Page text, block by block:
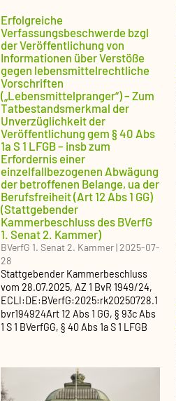
Erfolgreiche
Verfassungsbeschwerde bzgl
der Veröffentlichung von
Informationen über Verstöße
gegen lebensmittelrechtliche
Vorschriften
(„Lebensmittelpranger“) – Zum
Tatbestandsmerkmal der
Unverzüglichkeit der
Veröffentlichung gem § 40 Abs
1a S 1 LFGB – insb zum
Erfordernis einer
einzelfallbezogenen Abwägung
der betroffenen Belange, ua der
Berufsfreiheit (Art 12 Abs 1 GG)
(Stattgebender
Kammerbeschluss des BVerfG
1. Senat 2. Kammer)
BVerfG 1. Senat 2. Kammer|2025-07-
28
Stattgebender Kammerbeschluss
vom 28.07.2025, AZ1 BvR 1949/24,
ECLI:DE:BVerfG:2025:rk20250728.1
bvr194924Art 12 Abs 1 GG, § 93c Abs
1 S 1 BVerfGG, § 40 Abs 1a S 1 LFGB